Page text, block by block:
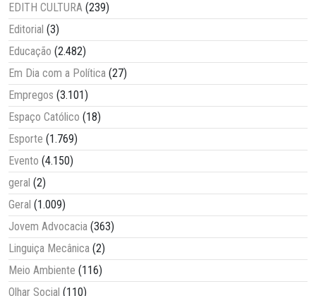
EDITH CULTURA (239)
Editorial (3)
Educação (2.482)
Em Dia com a Política (27)
Empregos (3.101)
Espaço Católico (18)
Esporte (1.769)
Evento (4.150)
geral (2)
Geral (1.009)
Jovem Advocacia (363)
Linguiça Mecânica (2)
Meio Ambiente (116)
Olhar Social (110)